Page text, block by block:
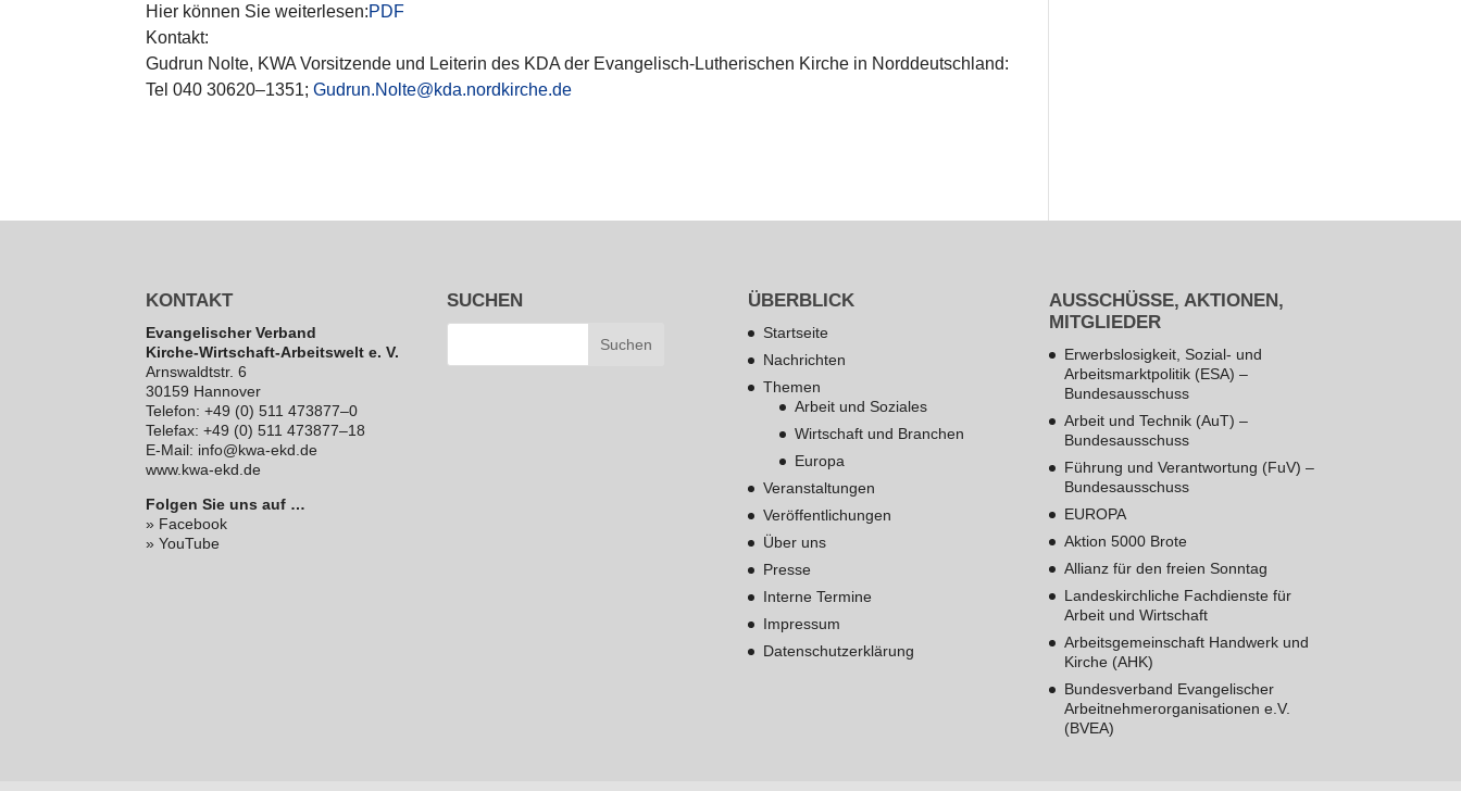
Hier können Sie wei­ter­le­sen:PDF
Kontakt:
Gudrun Nolte, KWA Vor­sit­zende und Leiterin des KDA der Evan­ge­lisch-Luthe­ri­schen Kirche in Nord­deutsch­land:
Tel 040 30620–1351;Gudrun.Nolte@kda.nordkirche.de
KONTAKT
Evan­ge­li­scher Verband
Kirche-Wirt­schaft-Arbeits­welt e. V.
Arns­waldt­str. 6
30159 Hannover
Telefon: +49 (0) 511 473877–0
Telefax: +49 (0) 511 473877–18
E‑Mail: info@kwa-ekd.de
www.kwa-ekd.de
Folgen Sie uns auf …
» Facebook
» YouTube
SUCHEN ÜBERBLICK
Startseite
Nachrichten
Themen
Arbeit und Soziales
Wirtschaft und Branchen
Europa
Veranstaltungen
Veröffentlichungen
Über uns
Presse
Interne Termine
Impressum
Datenschutzerklärung
AUSSCHÜSSE, AKTIONEN,
MITGLIEDER
Erwerbslosigkeit, Sozial- und
Arbeitsmarktpolitik (ESA) –
Bundesausschuss
Arbeit und Technik (AuT) –
Bundesausschuss
Führung und Verantwortung (FuV) –
Bundesausschuss
EUROPA
Aktion 5000 Brote
Allianz für den freien Sonntag
Landeskirchliche Fachdienste für
Arbeit und Wirtschaft
Arbeitsgemeinschaft Handwerk und
Kirche (AHK)
Bundesverband Evangelischer
Arbeitnehmerorganisationen e.V.
(BVEA)